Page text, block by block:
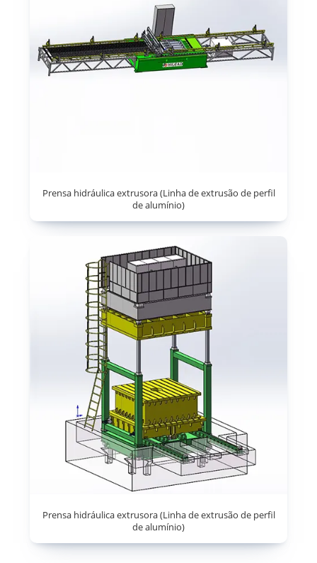
Prensa hidráulica extrusora (Linha de extrusão de perfil
de alumínio)
Prensa hidráulica extrusora (Linha de extrusão de perfil
de alumínio)